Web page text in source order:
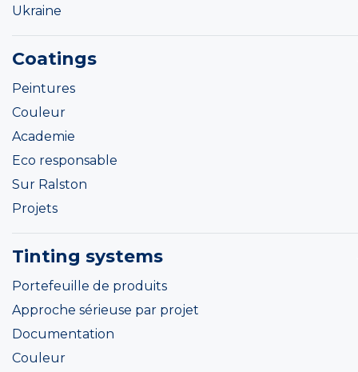
Ukraine
Coatings
Peintures
Couleur
Academie
Eco responsable
Sur Ralston
Projets
Tinting systems
Portefeuille de produits
Approche sérieuse par projet
Documentation
Couleur